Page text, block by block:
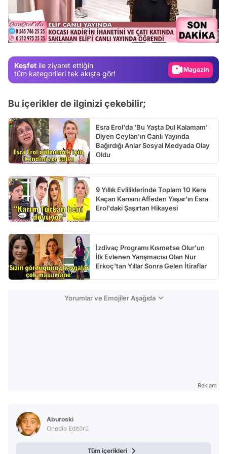
Keşfet ile ziyaret ettiğin
tüm kategorileri tek akışta gör!
Video
Test
Gündem
Video
Bu içerikler de ilginizi çekebilir;
Esra Erol'da 'Bu Yaşta Dul Kalamam'
Diyen Ceylan'ın Canlı Yayında
Bağırdığı Anlar Sosyal Medyada Olay
Oldu
9 Yıllık Evliliklerinde Toplam 10 Kere
Kaçan Karısını Affeden Yaşar'ın Esra
Erol'daki Şaşırtan Hikayesi
İzdivaç Programı Kısmetse Olur'un
İlk Evlenen Yarışmacısı Olan Nur
Erkoç'tan Yıllar Sonra Gelen İtiraflar
Yorumlar ve Emojiler Aşağıda
Reklam
Aburoski
Onedio Editörü
Tüm içerikleri